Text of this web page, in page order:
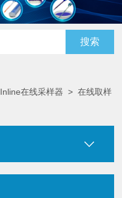
Inline在线采样器 >在线取样